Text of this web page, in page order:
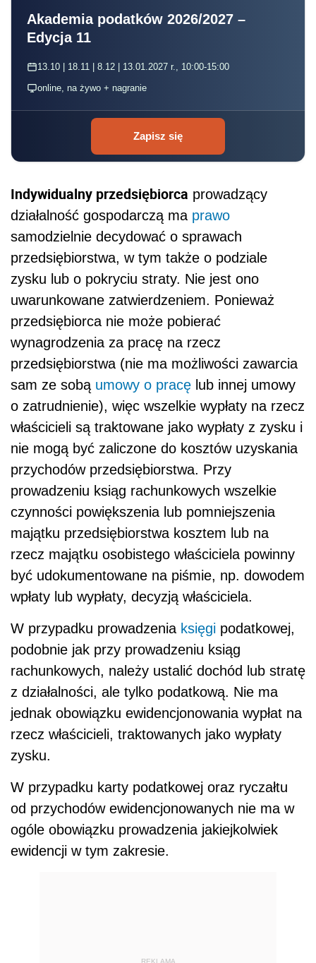
Akademia podatków 2026/2027 –
Edycja 11
13.10 | 18.11 | 8.12 | 13.01.2027 r., 10:00-15:00
online, na żywo + nagranie
Zapisz się
Indywidualny przedsiębiorca prowadzący
działalność gospodarczą ma prawo
samodzielnie decydować o sprawach
przedsiębiorstwa, w tym także o podziale
zysku lub o pokryciu straty. Nie jest ono
uwarunkowane zatwierdzeniem. Ponieważ
przedsiębiorca nie może pobierać
wynagrodzenia za pracę na rzecz
przedsiębiorstwa (nie ma możliwości zawarcia
sam ze sobą umowy o pracę lub innej umowy
o zatrudnienie), więc wszelkie wypłaty na rzecz
właścicieli są traktowane jako wypłaty z zysku i
nie mogą być zaliczone do kosztów uzyskania
przychodów przedsiębiorstwa. Przy
prowadzeniu ksiąg rachunkowych wszelkie
czynności powiększenia lub pomniejszenia
majątku przedsiębiorstwa kosztem lub na
rzecz majątku osobistego właściciela powinny
być udokumentowane na piśmie, np. dowodem
wpłaty lub wypłaty, decyzją właściciela.
W przypadku prowadzenia księgi podatkowej,
podobnie jak przy prowadzeniu ksiąg
rachunkowych, należy ustalić dochód lub stratę
z działalności, ale tylko podatkową. Nie ma
jednak obowiązku ewidencjonowania wypłat na
rzecz właścicieli, traktowanych jako wypłaty
zysku.
W przypadku karty podatkowej oraz ryczałtu
od przychodów ewidencjonowanych nie ma w
ogóle obowiązku prowadzenia jakiejkolwiek
ewidencji w tym zakresie.
REKLAMA